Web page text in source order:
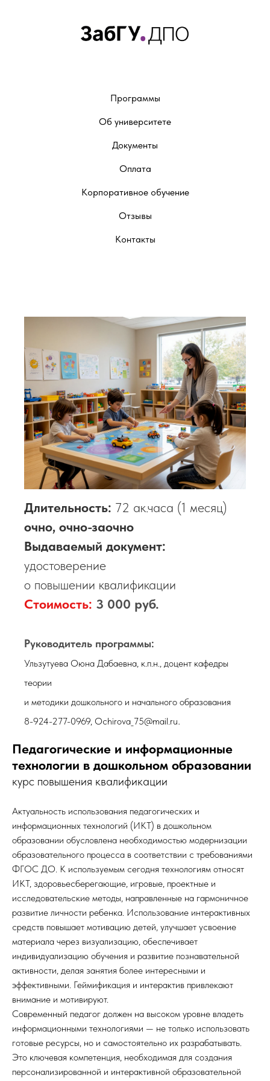
Программы
Об университете
Документы
Оплата
Корпоративное обучение
Отзывы
Контакты
Длительность: 72 ак.часа (1 месяц)
очно, очно-заочно
Выдаваемый документ:
удостоверение
о повышении квалификации
Стоимость: 3 000 руб.
Руководитель программы:
Ульзутуева Оюна Дабаевна, к.п.н., доцент кафедры
теории
и методики дошкольного и начального образования
8-924-277-0969, Ochirova_75@mail.ru.
Педагогические и информационные
технологии в дошкольном образовании
курс повышения квалификации
Актуальность использования педагогических и
информационных технологий (ИКТ) в дошкольном
образовании обусловлена необходимостью модернизации
образовательного процесса в соответствии с требованиями
ФГОС ДО. К используемым сегодня технологиям относят
ИКТ, здоровьесберегающие, игровые, проектные и
исследовательские методы, направленные на гармоничное
развитие личности ребенка. Использование интерактивных
средств повышает мотивацию детей, улучшает усвоение
материала через визуализацию, обеспечивает
индивидуализацию обучения и развитие познавательной
активности, делая занятия более интересными и
эффективными. Геймификация и интерактив привлекают
внимание и мотивируют.
Современный педагог должен на высоком уровне владеть
информационными технологиями — не только использовать
готовые ресурсы, но и самостоятельно их разрабатывать.
Это ключевая компетенция, необходимая для создания
персонализированной и интерактивной образовательной